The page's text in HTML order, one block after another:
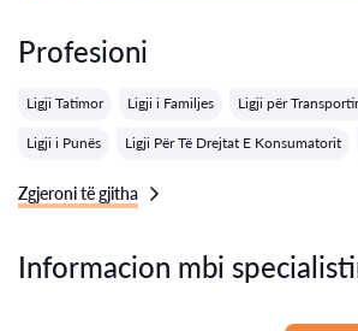
Profesioni
Ligji Tatimor Ligji i Familjes Ligji për
Ligji i Punës Ligji Për Të Drejtat E Konsumatorit
Zgjeroni të gjitha
Informacion mbi